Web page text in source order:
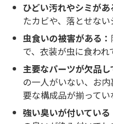
ひどい汚れやシミがあ
たカビや、落とせない
虫食いの被害がある：
で、衣装が虫に食われ
主要なパーツが欠品し
の一人がいない、お
要な構成品が揃ってい
強い臭いが付いている